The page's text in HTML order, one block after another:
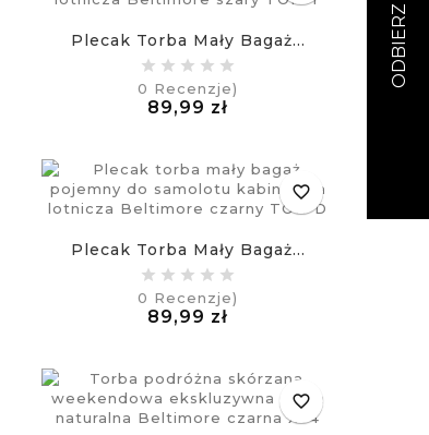
Plecak Torba Mały Bagaż...
0 Recenzje)
89,99 zł
favorite_border
Plecak Torba Mały Bagaż...
0 Recenzje)
89,99 zł
favorite_border